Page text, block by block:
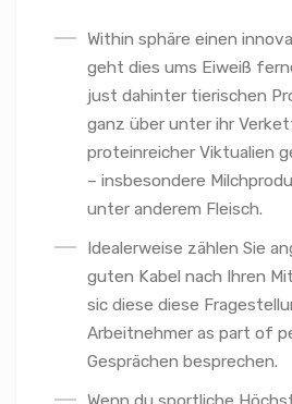
Within sphäre einen
geht dies ums Eiweiß
just dahinter tierischen
ganz über unter ihr
proteinreicher Viktualien
– insbesondere
unter anderem Fleisch.
Idealerweise zählen Sie
guten Kabel nach Ihren
sic diese diese
Arbeitnehmer as part of
Gesprächen besprechen.